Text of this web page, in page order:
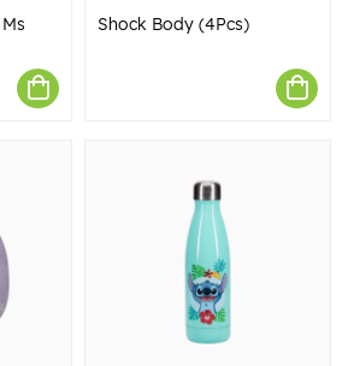
Shock Body (4Pcs)